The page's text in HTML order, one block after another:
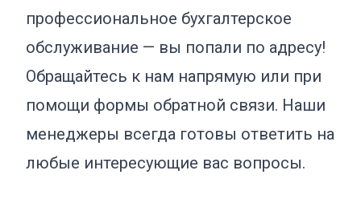
профессиональное бухгалтерское
обслуживание — вы попали по адресу!
Обращайтесь к нам напрямую или при
помощи формы обратной связи. Наши
менеджеры всегда готовы ответить на
любые интересующие вас вопросы.